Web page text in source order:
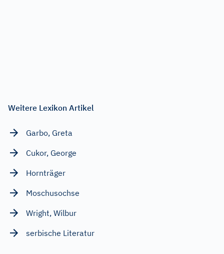
Weitere Lexikon Artikel
Garbo, Greta
Cukor, George
Hornträger
Moschusochse
Wright, Wilbur
serbische Literatur